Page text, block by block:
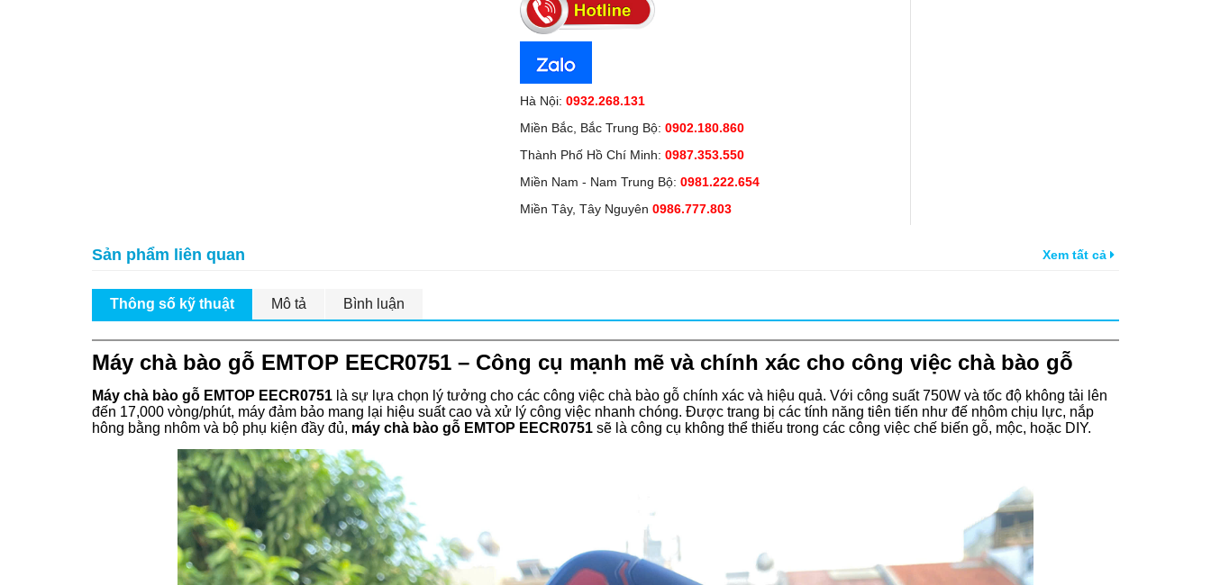
Hà Nội: 0932.268.131
Miền Bắc, Bắc Trung Bộ: 0902.180.860
Thành Phố Hồ Chí Minh: 0987.353.550
Miền Nam - Nam Trung Bộ: 0981.222.654
Miền Tây, Tây Nguyên 0986.777.803
Sản phẩm liên quan Xem tất cả
Thông số kỹ thuật Mô tả Bình luận
Máy chà bào gỗ EMTOP EECR0751 – Công cụ mạnh mẽ và chính xác cho công việc chà bào gỗ
Máy chà bào gỗ EMTOP EECR0751 là sự lựa chọn lý tưởng cho các công việc chà bào gỗ chính xác và hiệu quả. Với công suất 750W và tốc độ không tải lên
đến 17,000 vòng/phút, máy đảm bảo mang lại hiệu suất cao và xử lý công việc nhanh chóng. Được trang bị các tính năng tiên tiến như đế nhôm chịu lực, nắp
hông bằng nhôm và bộ phụ kiện đầy đủ, máy chà bào gỗ EMTOP EECR0751 sẽ là công cụ không thể thiếu trong các công việc chế biến gỗ, mộc, hoặc DIY.